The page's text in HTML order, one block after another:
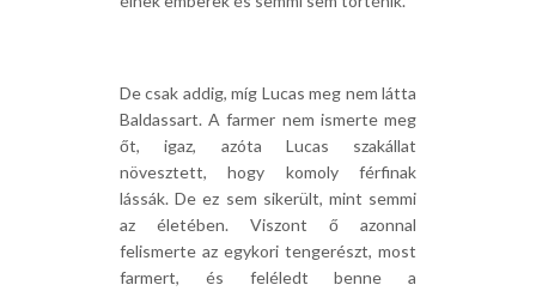
De csak addig, míg Lucas meg nem látta
Baldassart. A farmer nem ismerte meg
őt, igaz, azóta Lucas szakállat
növesztett, hogy komoly férfinak
lássák. De ez sem sikerült, mint semmi
az életében. Viszont ő azonnal
felismerte az egykori tengerészt, most
farmert, és feléledt benne a